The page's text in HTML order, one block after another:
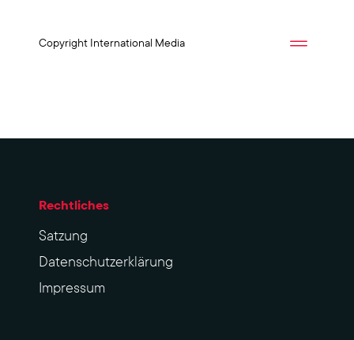
Copyright International Media
Rechtliches
Sat­zung
Datenschutzerklärung
Impres­sum